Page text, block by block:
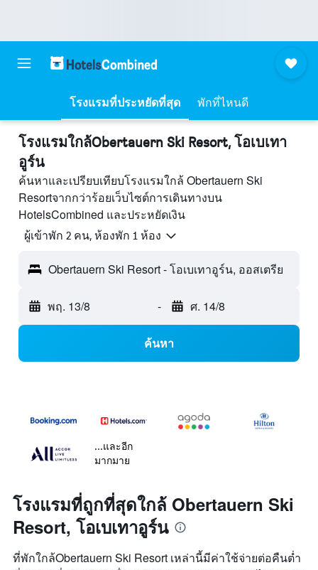
โรงแรมที่ประหยัดที่สุด พักที่ไหนดี
โรงแรมใกล้Obertauern Ski Resort, โอเบเทา
อูร์น
ค้นหาและเปรียบเทียบโรงแรมใกล้ Obertauern Ski
Resortจากกว่าร้อยเว็บไซต์การเดินทางบน
HotelsCombined และประหยัดเงิน
ผู้เข้าพัก 2 คน, ห้องพัก 1 ห้อง
Obertauern Ski Resort - โอเบเทาอูร์น, ออสเตรีย
พฤ. 13/8 - ศ. 14/8
ค้นหา
...และอีก
มากมาย
โรงแรมที่ถูกที่สุดใกล้ Obertauern Ski
Resort, โอเบเทาอูร์น
ที่พักใกล้Obertauern Ski Resort เหล่านี้มีค่าใช้จ่ายต่อคืนต่ำ